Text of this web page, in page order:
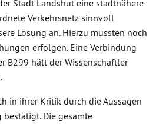
Stadt Landshut eine stadtnähere
Verkehrsnetz sinnvoll
Lösung an. Hierzu müssten noch
erfolgen. Eine Verbindung
B299 hält der Wissenschaftler
in ihrer Kritik durch die Aussagen
Die gesamte